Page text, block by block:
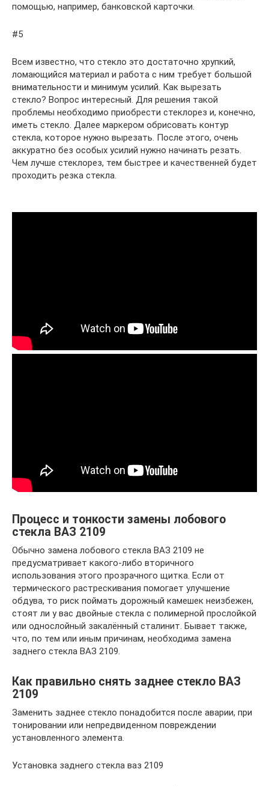
помощью, например, банковской карточки.
#5
Всем известно, что стекло это достаточно хрупкий,
ломающийся материал и работа с ним требует большой
внимательности и минимум усилий. Как вырезать
стекло? Вопрос интересный. Для решения такой
проблемы необходимо приобрести стеклорез и, конечно,
иметь стекло. Далее маркером обрисовать контур
стекла, которое нужно вырезать. После этого, очень
аккуратно без особых усилий нужно начинать резать.
Чем лучше стеклорез, тем быстрее и качественней будет
проходить резка стекла.
Процесс и тонкости замены лобового
стекла ВАЗ 2109
Обычно замена лобового стекла ВАЗ 2109 не
предусматривает какого-либо вторичного
использования этого прозрачного щитка. Если от
термического растрескивания помогает улучшение
обдува, то риск поймать дорожный камешек неизбежен,
стоят ли у вас двойные стекла с полимерной прослойкой
или однослойный закалённый сталинит. Бывает также,
что, по тем или иным причинам, необходима замена
заднего стекла ВАЗ 2109.
Как правильно снять заднее стекло ВАЗ
2109
Заменить заднее стекло понадобится после аварии, при
тонировании или непредвиденном повреждении
установленного элемента.
Установка заднего стекла ваз 2109